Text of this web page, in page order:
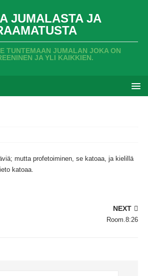
JUMALASTA JA
TUNTEMAAN JUMALAN JOKA ON
JA YLI KAIKKIEN.
mutta profetoiminen, se katoaa, ja kielillä
katoaa.
NEXT
Room.8:26